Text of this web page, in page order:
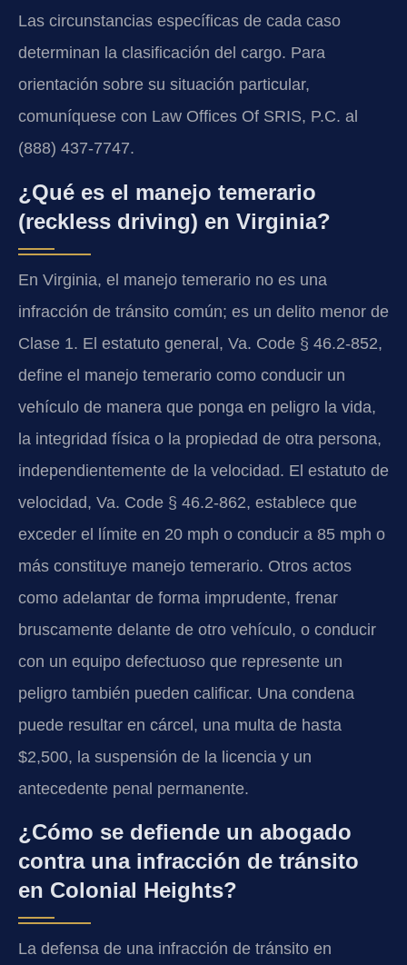
Las circunstancias específicas de cada caso
determinan la clasificación del cargo. Para
orientación sobre su situación particular,
comuníquese con Law Offices Of SRIS, P.C. al
(888) 437-7747.
¿Qué es el manejo temerario
(reckless driving) en Virginia?
En Virginia, el manejo temerario no es una
infracción de tránsito común; es un delito menor de
Clase 1. El estatuto general, Va. Code § 46.2-852,
define el manejo temerario como conducir un
vehículo de manera que ponga en peligro la vida,
la integridad física o la propiedad de otra persona,
independientemente de la velocidad. El estatuto de
velocidad, Va. Code § 46.2-862, establece que
exceder el límite en 20 mph o conducir a 85 mph o
más constituye manejo temerario. Otros actos
como adelantar de forma imprudente, frenar
bruscamente delante de otro vehículo, o conducir
con un equipo defectuoso que represente un
peligro también pueden calificar. Una condena
puede resultar en cárcel, una multa de hasta
$2,500, la suspensión de la licencia y un
antecedente penal permanente.
¿Cómo se defiende un abogado
contra una infracción de tránsito
en Colonial Heights?
La defensa de una infracción de tránsito en